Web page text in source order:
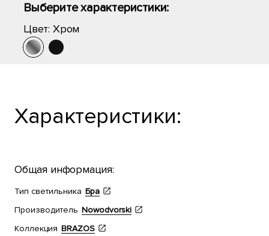
Выберите характеристики:
Цвет: Хром
Характеристики:
Общая информация:
Тип светильника Бра
Производитель Nowodvorski
Коллекция BRAZOS